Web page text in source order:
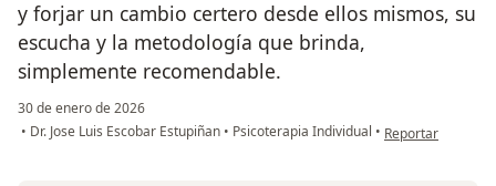
y forjar un cambio certero desde ellos mismos, su
escucha y la metodología que brinda,
simplemente recomendable.
30 de enero de 2026
• Dr. Jose Luis Escobar Estupiñan • Psicoterapia Individual • en opinión del
Reportar